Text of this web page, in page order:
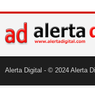
Alerta Digital - © 2024 Alerta